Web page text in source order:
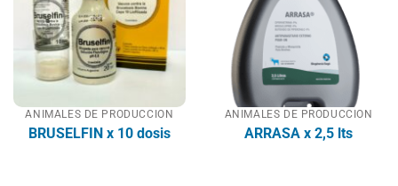
ANIMALES DE PRODUCCION
BRUSELFIN x 10 dosis
ANIMALES DE PRODUCCION
ARRASA x 2,5 lts